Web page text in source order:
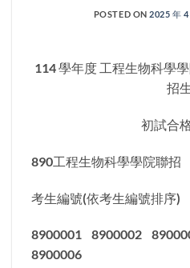
POSTED ON2025 年 4
114 學年度 工程生物科學
招
初試合
890工程生物科學學
考生編號(依考生編號排序)
8900001 8900002
8900006